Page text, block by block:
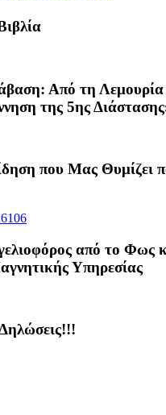
Από τη Λεμουρία
της 5ης
που Μας Θυμίζει
από το Φως
Υπηρεσίας